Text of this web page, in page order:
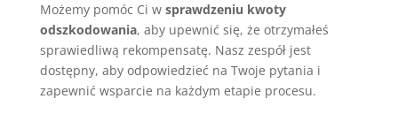
Możemy pomóc Ci w sprawdzeniu kwoty
odszkodowania, aby upewnić się, że otrzymałeś
sprawiedliwą rekompensatę. Nasz zespół jest
dostępny, aby odpowiedzieć na Twoje pytania i
zapewnić wsparcie na każdym etapie procesu.